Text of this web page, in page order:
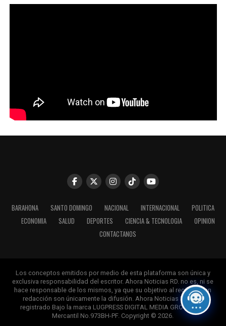
BARAHONA SANTO DOMINGO NACIONAL INTERNACIONAL
POLITICA
ECONOMIA
SALUD DEPORTES CIENCIA & TECNOLOGIA
OPINION
CONTACTANOS
Los conceptos emitidos por medio de esta plataforma son única y
exclusiva responsabilidad del escritor. Ahora Noticias RD. no es, ni se
hace responsable de los mismos, ya que su objetivo al recibirlos en
redacción son únicamente la difusión. Ahora Noticias RD, esta
registrado Bajo la marca LUGPRESS DIGITAL MEDIA GROUP. Reg.
Mercantil No.973BH-PF. Copyright © 2026.